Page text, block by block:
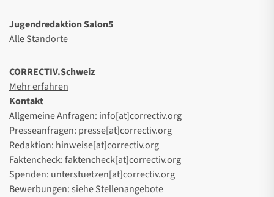
Jugendredaktion Salon5
Alle Standorte
CORRECTIV.Schweiz
Mehr erfahren
Kontakt
Allgemeine Anfragen: info[at]correctiv.org
Presseanfragen: presse[at]correctiv.org
Redaktion: hinweise[at]correctiv.org
Faktencheck: faktencheck[at]correctiv.org
Spenden: unterstuetzen[at]correctiv.org
Bewerbungen: sieheStellenangebote